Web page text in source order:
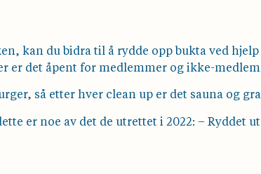
kan du bidra til å rydde opp bukta ved
er det åpent for medlemmer og ikke-
så etter hver clean up er det sauna og
er noe av det de utrettet i 2022: – Ryddet